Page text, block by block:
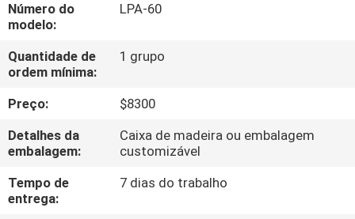
EXCURSÃO
DA
FÁBRICA
CONTROLE
DA
QUALIDADE
Número do
modelo:
LPA-60
Quantidade de
ordem mínima:
1 grupo
Preço:
$8300
Detalhes da
embalagem:
Caixa de madeira ou embalagem
customizável
Tempo de
entrega:
7 dias do trabalho